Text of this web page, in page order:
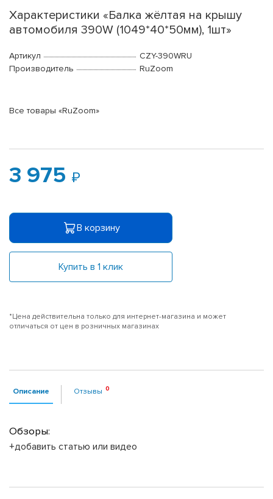
Характеристики «Балка жёлтая на крышу
автомобиля 390W (1049*40*50мм), 1шт»
Артикул
CZY-390WRU
Производитель
RuZoom
Все товары «RuZoom»
3 975
В корзину
Купить в 1 клик
*Цена действительна только для интернет-магазина и может
отличаться от цен в розничных магазинах
Описание Отзывы
Обзоры:
+добавить статью или видео